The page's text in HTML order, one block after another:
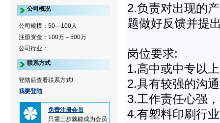
公司概况
公司规模：50—100人
注册资金：100万－500万
公司行业：
联系方式
登陆后查看联系方式!
我要登陆
免费注册会员
只需三步就能成为会员
2.负责对出现的
题做好反馈并提
岗位要求:
1.高中或中专以
2.具有较强的沟
3.工作责任心强
4.有塑料印刷行